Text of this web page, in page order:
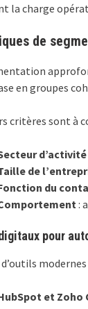
la charge
de
en groupes
critères sont à
d’activité
de
du
:
pour
d’outils
et Zoho